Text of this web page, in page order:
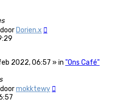
door Dorien.x
2022, 06:57 » in "Ons Café"
doormokktewy